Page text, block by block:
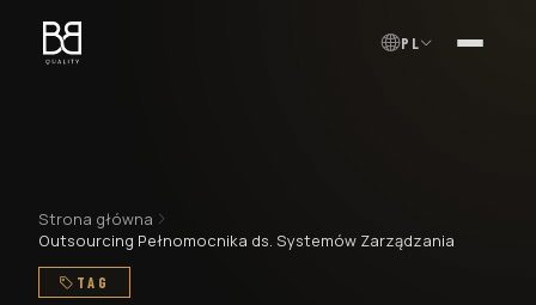
PL MENU
Strona główna
Outsourcing Pełnomocnika ds. Systemów Zarządzania
TAG